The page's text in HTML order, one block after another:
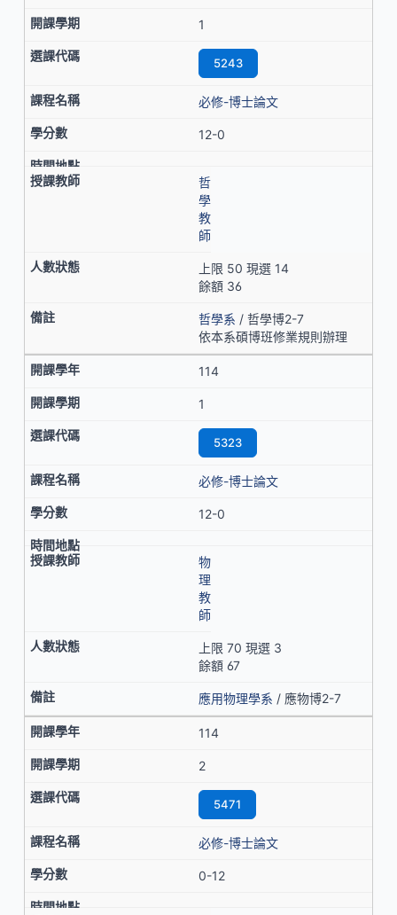
1
5243
必修-博士論文
12-0
哲
學
教
師
上限 50 現選 14
餘額 36
哲學系 / 哲學博2-7
依本系碩博班修業規則辦理
114
1
5323
必修-博士論文
12-0
物
理
教
師
上限 70 現選 3
餘額 67
應用物理學系 / 應物博2-7
114
2
5471
必修-博士論文
0-12